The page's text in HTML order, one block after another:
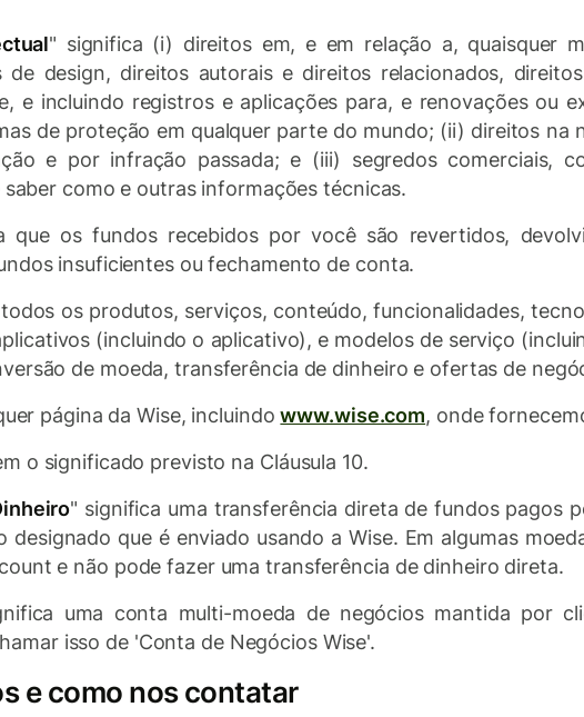
" significa (i) direitos em, e em relação a, quaisquer
de design, direitos autorais e direitos relacionados,
e incluindo registros e aplicações para, e renovações ou
de proteção em qualquer parte do mundo; (ii) direitos na
e por infração passada; e (iii) segredos comerciais,
como e outras informações técnicas.
que os fundos recebidos por você são revertidos,
insuficientes ou fechamento de conta.
os produtos, serviços, conteúdo, funcionalidades,
(incluindo o aplicativo), e modelos de serviço
de moeda, transferência de dinheiro e ofertas de
página da Wise, incluindowww.wise.com, onde
o significado previsto na Cláusula 10.
" significa uma transferência direta de fundos pagos
designado que é enviado usando a Wise. Em algumas
e não pode fazer uma transferência de dinheiro direta.
uma conta multi-moeda de negócios mantida por
isso de 'Conta de Negócios Wise'.
e como nos contatar